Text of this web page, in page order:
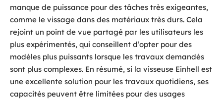
manque de puissance pour des tâches très exigeantes,
comme le vissage dans des matériaux très durs. Cela
rejoint un point de vue partagé par les utilisateurs les
plus expérimentés, qui conseillent d’opter pour des
modèles plus puissants lorsque les travaux demandés
sont plus complexes. En résumé, si la visseuse Einhell est
une excellente solution pour les travaux quotidiens, ses
capacités peuvent être limitées pour des usages